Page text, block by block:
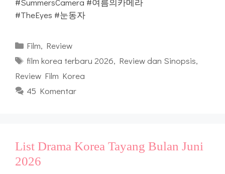
#TheEyes #눈동자
Kategori
Film, Review
Tag
film korea terbaru 2026, Review dan Sinopsis,
Review Film Korea
45 Komentar
List Drama Korea Tayang Bulan Juni
2026